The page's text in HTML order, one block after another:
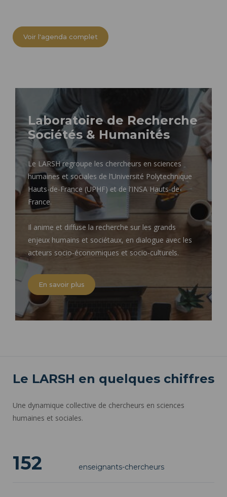
Voir l'agenda complet
Laboratoire de Recherche
Sociétés & Humanités
Le LARSH regroupe les chercheurs en sciences
humaines et sociales de l’Université Polytechnique
Hauts-de-France (UPHF) et de l’INSA Hauts-de-
France.
Il anime et diffuse la recherche sur les grands
enjeux humains et sociétaux, en dialogue avec les
acteurs socio-économiques et socio-culturels.
En savoir plus
Le LARSH en quelques chiffres
Une dynamique collective de chercheurs en sciences
humaines et sociales.
152 enseignants-chercheurs